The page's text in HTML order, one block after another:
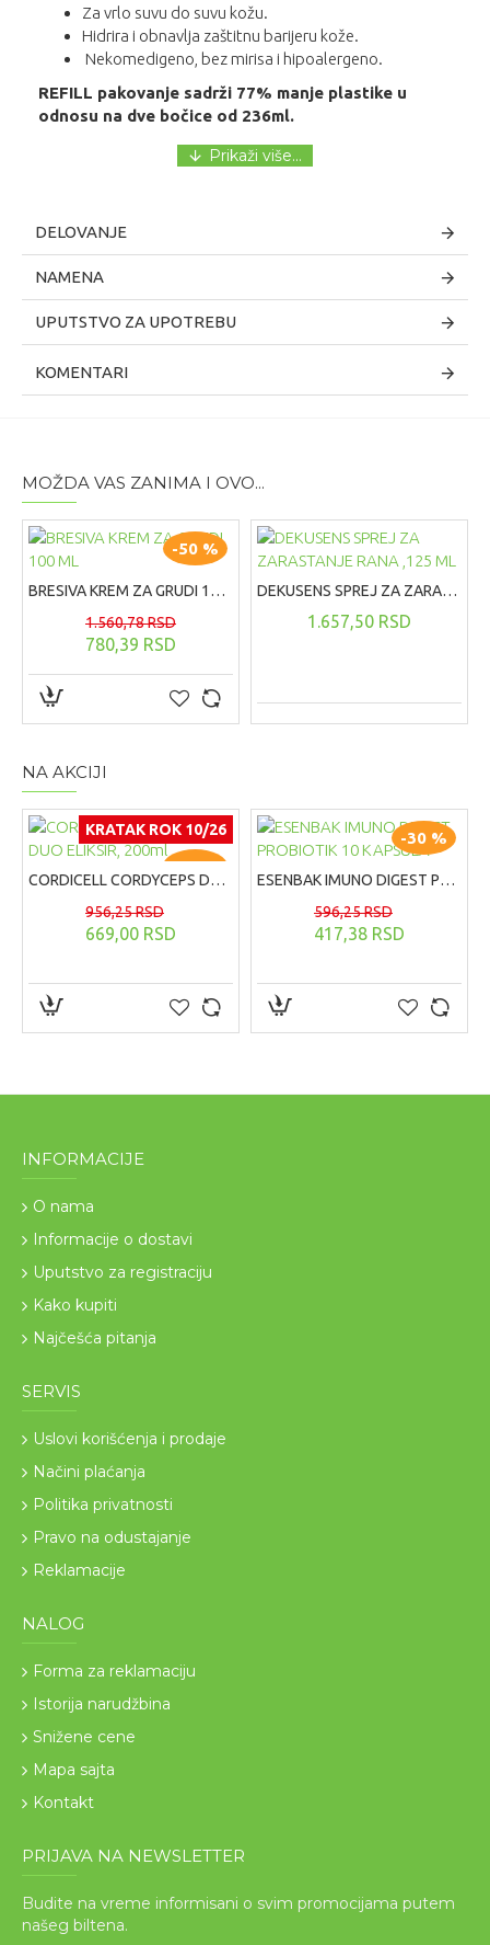
Za vrlo suvu do suvu kožu.
Hidrira i obnavlja zaštitnu barijeru kože.
Nekomedigeno, bez mirisa i hipoalergeno.
REFILL pakovanje sadrži 77% manje plastike u
odnosu na dve bočice od 236ml.
DELOVANJE
NAMENA
UPUTSTVO ZA UPOTREBU
KOMENTARI
MOŽDA VAS ZANIMA I OVO...
-50 %
BRESIVA KREM ZA GRUDI 100 ML
780,39 RSD
1.560,78 RSD
DEKUSENS SPREJ ZA ZARASTANJE RANA ,125 ML
1.657,50 RSD
NA AKCIJI
KRATAK ROK 10/26
-30 %
CORDICELL CORDYCEPS DUO ELIKSIR, 200ml
669,00 RSD
956,25 RSD
-30 %
ESENBAK IMUNO DIGEST PROBIOTIK 10 KAPSULA
417,38 RSD
596,25 RSD
INFORMACIJE
O nama
Informacije o dostavi
Uputstvo za registraciju
Kako kupiti
Najčešća pitanja
SERVIS
Uslovi korišćenja i prodaje
Načini plaćanja
Politika privatnosti
Pravo na odustajanje
Reklamacije
NALOG
Forma za reklamaciju
Istorija narudžbina
Snižene cene
Mapa sajta
Kontakt
PRIJAVA NA NEWSLETTER
Budite na vreme informisani o svim promocijama putem
našeg biltena.